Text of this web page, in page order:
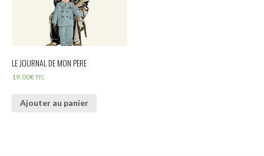
LE JOURNAL DE MON PERE
19.00€TTC
Ajouter au panier